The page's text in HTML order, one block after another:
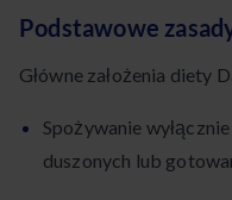
Podstawowe
Główne założenia diety
Spożywanie
duszonych lub